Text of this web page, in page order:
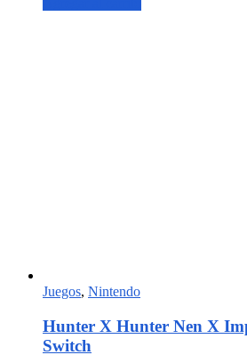
Juegos, Nintendo
Hunter X Hunter Nen X
Switch